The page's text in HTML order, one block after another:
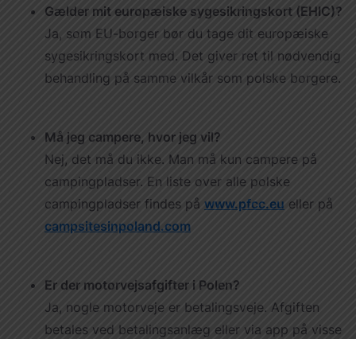
Gælder mit europæiske sygesikringskort (EHIC)?
Ja, som EU-borger bør du tage dit europæiske
sygesikringskort med. Det giver ret til nødvendig
behandling på samme vilkår som polske borgere.
Må jeg campere, hvor jeg vil?
Nej, det må du ikke. Man må kun campere på
campingpladser. En liste over alle polske
campingpladser findes på www.pfcc.eu eller på
campsitesinpoland.com
Er der motorvejsafgifter i Polen?
Ja, nogle motorveje er betalingsveje. Afgiften
betales ved betalingsanlæg eller via app på visse